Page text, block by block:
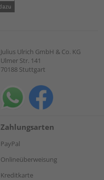
Julius Ulrich GmbH & Co. KG
Ulmer Str. 141
70188 Stuttgart
Zahlungsarten
PayPal
Onlineüberweisung
Kreditkarte